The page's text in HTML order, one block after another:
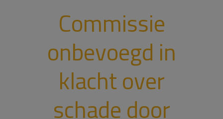
Commissie
onbevoegd in
klacht over
schade door